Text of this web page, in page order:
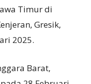
Timur di
Gresik,
2025.
Barat,